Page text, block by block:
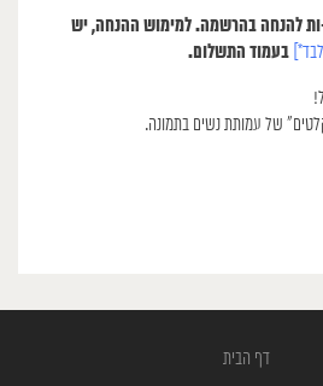
ות להנחה בהרשמה. למימוש ההנחה, יש
בעמוד התשלום.
של עמותת נשים בתמונה.
דף הבית